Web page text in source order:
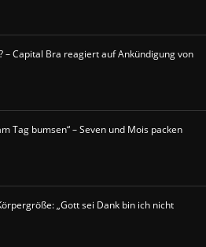
– Capital Bra reagiert auf Ankündigung von
Tag bumsen“ – Seven und Mois packen
„Gott sei Dank bin ich nicht